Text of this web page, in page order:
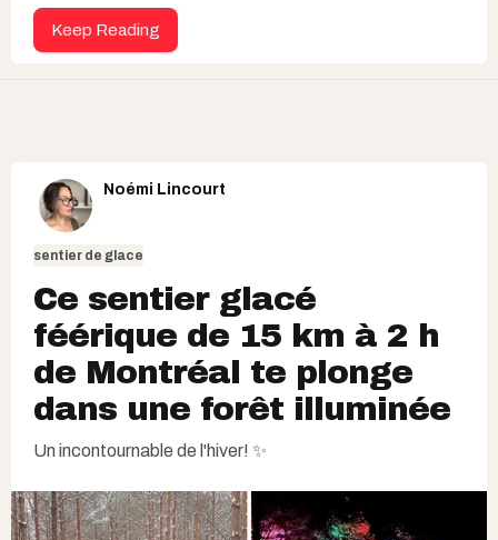
Keep Reading
Noémi Lincourt
sentier de glace
Ce sentier glacé
féérique de 15 km à 2 h
de Montréal te plonge
dans une forêt illuminée
Un incontournable de l'hiver! ✨